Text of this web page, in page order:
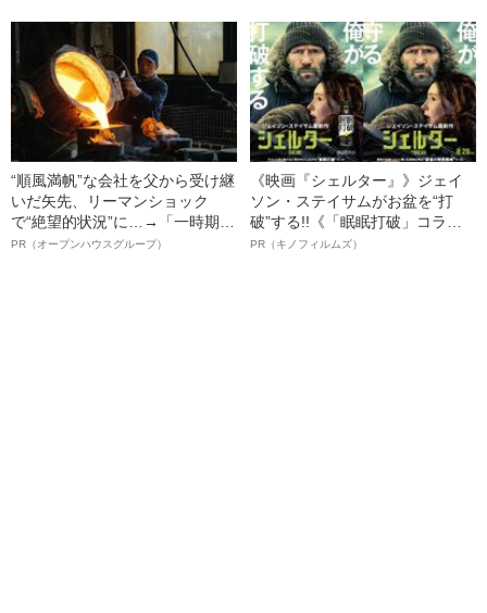
語る”《日本興収70億円突破》
ト”が生み出した徹底ケアとは
“順風満帆”な会社を父から受け継
いだ矢先、リーマンショック
で“絶望的状況”に…→「一時期は
納品3年待ち」のヒット商品を生
PR（オープンハウスグループ）
《映画『シェルター』》ジェイ
ソン・ステイサムがお盆を“打
破”する!!《「眠眠打破」コラ
ボ》
PR（キノフィルムズ）